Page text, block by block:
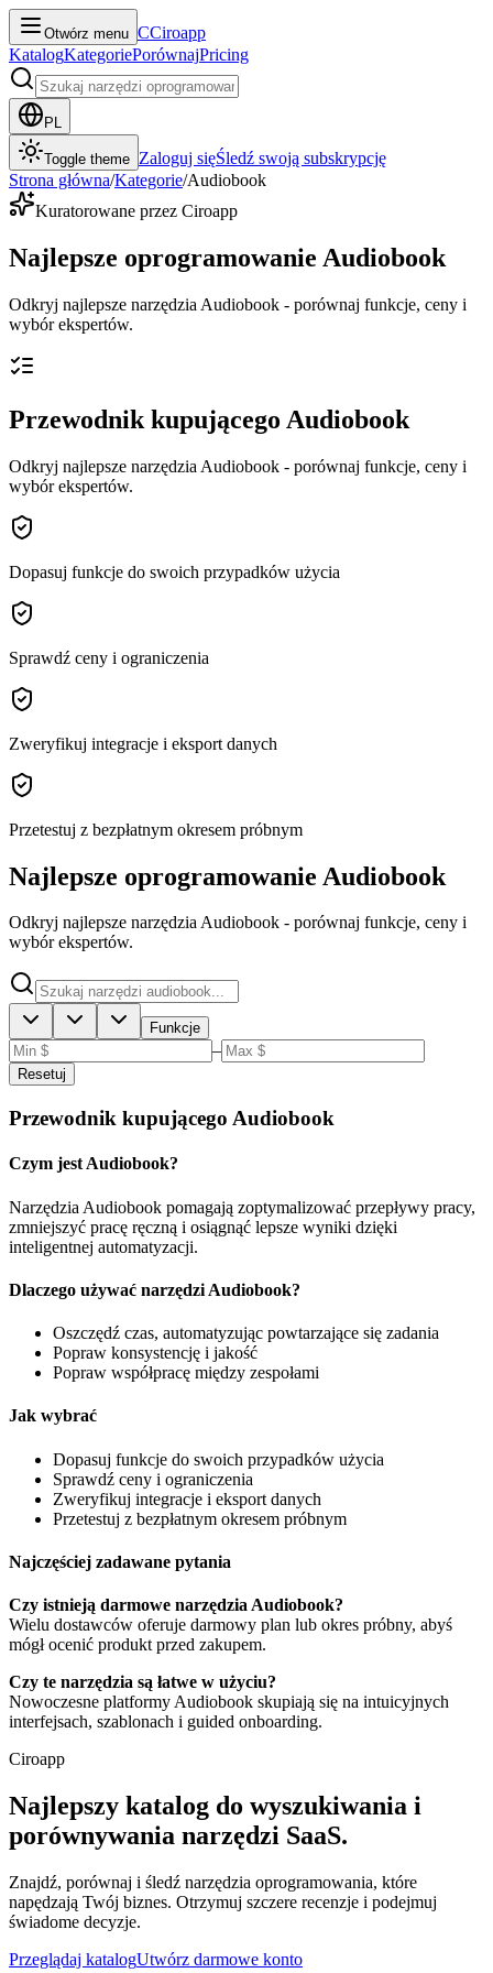
Otwórz menu CCiroapp
KatalogKategoriePorównajPricing
PL
Toggle theme Zaloguj sięŚledź swoją subskrypcję
Strona główna/Kategorie/Audiobook
Kuratorowane przez Ciroapp
Najlepsze oprogramowanie Audiobook
Odkryj najlepsze narzędzia Audiobook - porównaj funkcje, ceny i
wybór ekspertów.
Przewodnik kupującego Audiobook
Odkryj najlepsze narzędzia Audiobook - porównaj funkcje, ceny i
wybór ekspertów.
Dopasuj funkcje do swoich przypadków użycia
Sprawdź ceny i ograniczenia
Zweryfikuj integracje i eksport danych
Przetestuj z bezpłatnym okresem próbnym
Najlepsze oprogramowanie Audiobook
Odkryj najlepsze narzędzia Audiobook - porównaj funkcje, ceny i
wybór ekspertów.
Funkcje
–
Resetuj
Przewodnik kupującego Audiobook
Czym jest Audiobook?
Narzędzia Audiobook pomagają zoptymalizować przepływy pracy,
zmniejszyć pracę ręczną i osiągnąć lepsze wyniki dzięki
inteligentnej automatyzacji.
Dlaczego używać narzędzi Audiobook?
Oszczędź czas, automatyzując powtarzające się zadania
Popraw konsystencję i jakość
Popraw współpracę między zespołami
Jak wybrać
Dopasuj funkcje do swoich przypadków użycia
Sprawdź ceny i ograniczenia
Zweryfikuj integracje i eksport danych
Przetestuj z bezpłatnym okresem próbnym
Najczęściej zadawane pytania
Czy istnieją darmowe narzędzia Audiobook?
Wielu dostawców oferuje darmowy plan lub okres próbny, abyś
mógł ocenić produkt przed zakupem.
Czy te narzędzia są łatwe w użyciu?
Nowoczesne platformy Audiobook skupiają się na intuicyjnych
interfejsach, szablonach i guided onboarding.
Ciroapp
Najlepszy katalog do wyszukiwania i
porównywania narzędzi SaaS.
Znajdź, porównaj i śledź narzędzia oprogramowania, które
napędzają Twój biznes. Otrzymuj szczere recenzje i podejmuj
świadome decyzje.
Przeglądaj katalogUtwórz darmowe konto